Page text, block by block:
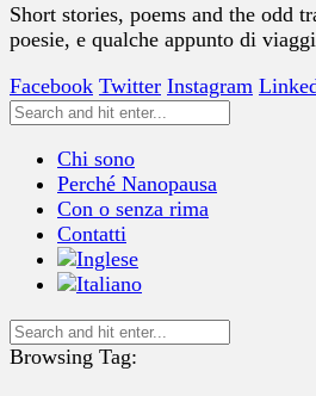
Short stories, poems and the odd
poesie, e qualche appunto di
Facebook Twitter Instagram
Chi sono
Perché Nanopausa
Con o senza rima
Contatti
Browsing Tag: